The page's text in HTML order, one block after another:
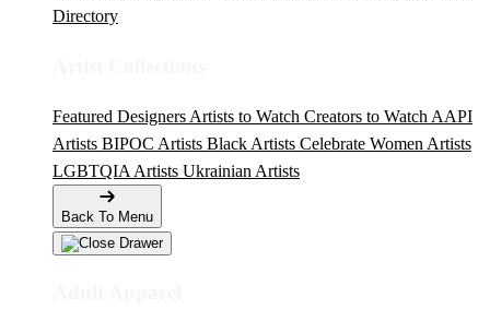
Directory
Featured Designers Artists to Watch Creators to Watch AAPI
Artists BIPOC Artists Black Artists Celebrate Women Artists
LGBTQIA Artists Ukrainian Artists
Back To Menu